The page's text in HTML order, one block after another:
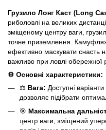
Грузило Лонг Каст (Long
риболовлі на великих
зміщеному центру ваги,
точне приземлення.
ефективно маскувати снасть
важливо при ловлі обережної
⚙️ Основні характеристики:
⚖️ Вага: Доступні варіанти
дозволяє підібрати
🎯 Максимальна
центр ваги, зміщений